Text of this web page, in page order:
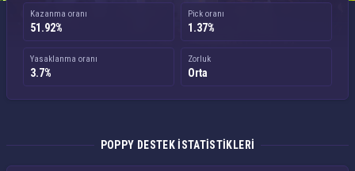
Kazanma oranı
51.92%
Pick oranı
1.37%
Yasaklanma oranı
3.7%
Zorluk
Orta
POPPY DESTEK ISTATISTIKLERI